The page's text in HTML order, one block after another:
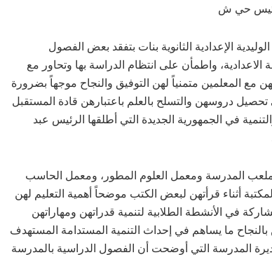
رئيس حي ش
الإعدادية الثانوية بنات بتفقد بعض الفصول
الاعدادية، واطمأن على انتظام الدراسة بها وتحاور مع
مع المعلمين متمنياً لهن التوفيق والنجاح موجهاً بضرورة
دروسهن والتسلح بالعلم باعتبارهن قادة المستقبل
في الجمهورية الجديدة التي أطلقها الرئيس عبد
المدرسة ومعمل العلوم المطور، ومعمل الحاسب
أثناء قرأتهن لبعض الكتب موضحاً أهمية التعليم لهن
في الأنشطة الطلابية لتنمية قدراتهن ومهاراتهن
ما يساهم في إحداث التنمية المستدامة المستهدف
المدرسة التي أوضحت أن الفصول الدراسية بالمدرسة